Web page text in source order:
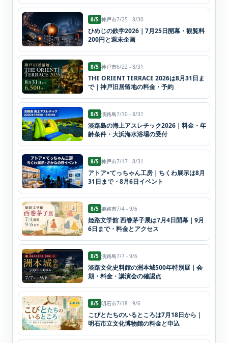
8/5 神戸市7/25 - 8/30
ひめじの鉄学2026｜7月25日開幕・観覧料
200円と週末企画
8/5 神戸市6/22 - 8/31
THE ORIENT TERRACE 2026は8月31日ま
で｜神戸旧居留地の料金・予約
8/5 淡路島7/10 - 8/31
淡路島の海上アスレチック2026｜料金・年
齢条件・大浜海水浴場の受付
8/5 神戸市7/17 - 8/31
アトア×てっちゃん工房｜ちくわ展示は8月
31日まで・8月6日イベント
8/5 姫路市7/4 - 9/6
姫路文学館 西巻茅子展は7月4日開幕｜9月
6日まで・料金とアクセス
8/5 淡路島7/7 - 9/6
淡路文化史料館の洲本城500年特別展｜会
期・料金・講演会の確認点
8/5 明石市7/18 - 9/6
こびとたちのいるところは7月18日から｜
明石市立文化博物館の料金と申込